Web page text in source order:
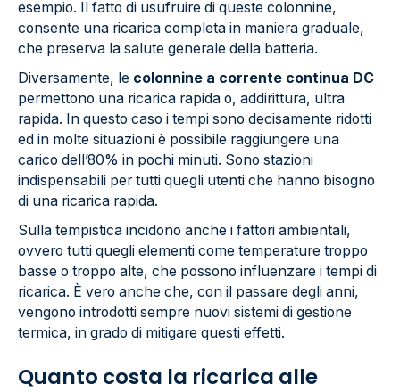
esempio. Il fatto di usufruire di queste colonnine,
consente una ricarica completa in maniera graduale,
che preserva la salute generale della batteria.
Diversamente, le colonnine a corrente continua DC
permettono una ricarica rapida o, addirittura, ultra
rapida. In questo caso i tempi sono decisamente ridotti
ed in molte situazioni è possibile raggiungere una
carico dell’80% in pochi minuti. Sono stazioni
indispensabili per tutti quegli utenti che hanno bisogno
di una ricarica rapida.
Sulla tempistica incidono anche i fattori ambientali,
ovvero tutti quegli elementi come temperature troppo
basse o troppo alte, che possono influenzare i tempi di
ricarica. È vero anche che, con il passare degli anni,
vengono introdotti sempre nuovi sistemi di gestione
termica, in grado di mitigare questi effetti.
Quanto costa la ricarica alle